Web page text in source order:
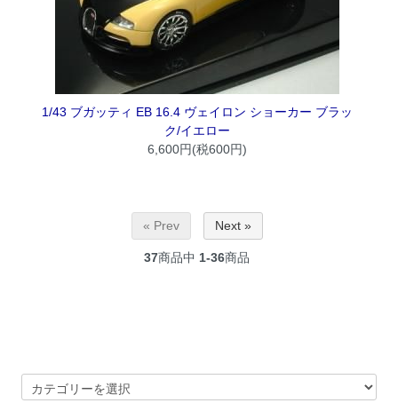
1/43 ブガッティ EB 16.4 ヴェイロン ショーカー ブラッ
ク/イエロー
6,600円(税600円)
« Prev Next »
37商品中 1-36商品